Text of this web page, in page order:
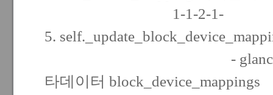
1-1-2-1-
5.
- glance 에서 가
타데이터 block_device_mappings